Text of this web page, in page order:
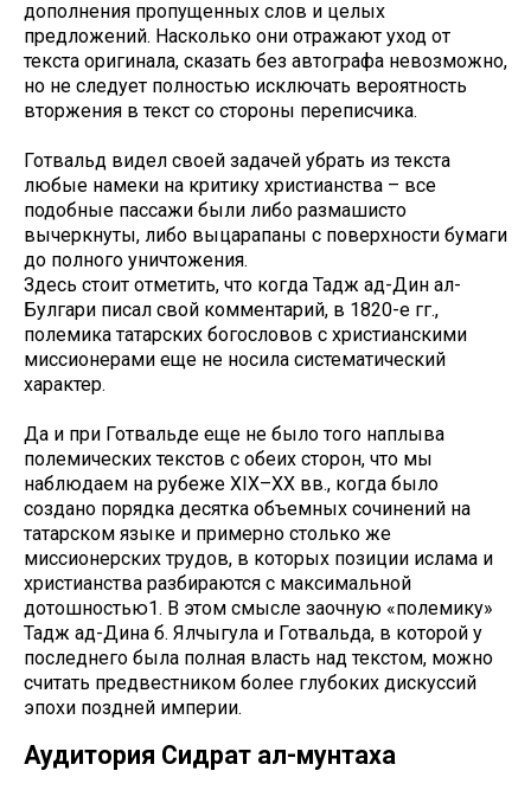
дополнения пропущенных слов и целых
предложений. Насколько они отражают уход от
текста оригинала, сказать без автографа невозможно,
но не следует полностью исключать вероятность
вторжения в текст со стороны переписчика.
Готвальд видел своей задачей убрать из текста
любые намеки на критику христианства – все
подобные пассажи были либо размашисто
вычеркнуты, либо выцарапаны с поверхности бумаги
до полного уничтожения.
Здесь стоит отметить, что когда Тадж ад-Дин ал-
Булгари писал свой комментарий, в 1820-е гг.,
полемика татарских богословов с христианскими
миссионерами еще не носила систематический
характер.
Да и при Готвальде еще не было того наплыва
полемических текстов с обеих сторон, что мы
наблюдаем на рубеже XIX–XX вв., когда было
создано порядка десятка объемных сочинений на
татарском языке и примерно столько же
миссионерских трудов, в которых позиции ислама и
христианства разбираются с максимальной
дотошностью1. В этом смысле заочную «полемику»
Тадж ад-Дина б. Ялчыгула и Готвальда, в которой у
последнего была полная власть над текстом, можно
считать предвестником более глубоких дискуссий
эпохи поздней империи.
Аудитория Сидрат ал-мунтаха